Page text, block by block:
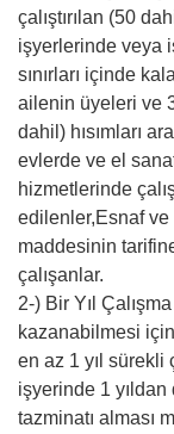
çalıştırılan (50
işyerlerinde veya
sınırları içinde
ailenin üyeleri ve
dahil) hısımları
evlerde ve el
hizmetlerinde
edilenler,Esnaf ve
maddesinin
çalışanlar.
2-) Bir Yıl
kazanabilmesi
en az 1 yıl sürekli
işyerinde 1 yıldan
tazminatı alması